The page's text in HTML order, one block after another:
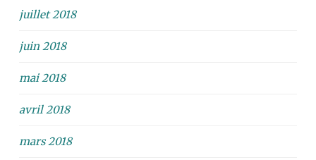
juillet 2018
juin 2018
mai 2018
avril 2018
mars 2018